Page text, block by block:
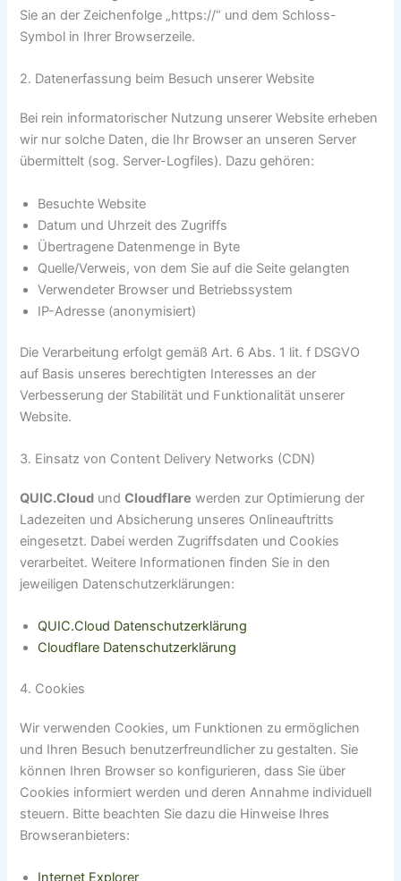
Sie an der Zeichenfolge „https://“ und dem Schloss-
Symbol in Ihrer Browserzeile.
2. Datenerfassung beim Besuch unserer Website
Bei rein informatorischer Nutzung unserer Website erheben
wir nur solche Daten, die Ihr Browser an unseren Server
übermittelt (sog. Server-Logfiles). Dazu gehören:
Besuchte Website
Datum und Uhrzeit des Zugriffs
Übertragene Datenmenge in Byte
Quelle/Verweis, von dem Sie auf die Seite gelangten
Verwendeter Browser und Betriebssystem
IP-Adresse (anonymisiert)
Die Verarbeitung erfolgt gemäß Art. 6 Abs. 1 lit. f DSGVO
auf Basis unseres berechtigten Interesses an der
Verbesserung der Stabilität und Funktionalität unserer
Website.
3. Einsatz von Content Delivery Networks (CDN)
QUIC.Cloud undCloudflare werden zur Optimierung der
Ladezeiten und Absicherung unseres Onlineauftritts
eingesetzt. Dabei werden Zugriffsdaten und Cookies
verarbeitet. Weitere Informationen finden Sie in den
jeweiligen Datenschutzerklärungen:
QUIC.Cloud Datenschutzerklärung
Cloudflare Datenschutzerklärung
4. Cookies
Wir verwenden Cookies, um Funktionen zu ermöglichen
und Ihren Besuch benutzerfreundlicher zu gestalten. Sie
können Ihren Browser so konfigurieren, dass Sie über
Cookies informiert werden und deren Annahme individuell
steuern. Bitte beachten Sie dazu die Hinweise Ihres
Browseranbieters: